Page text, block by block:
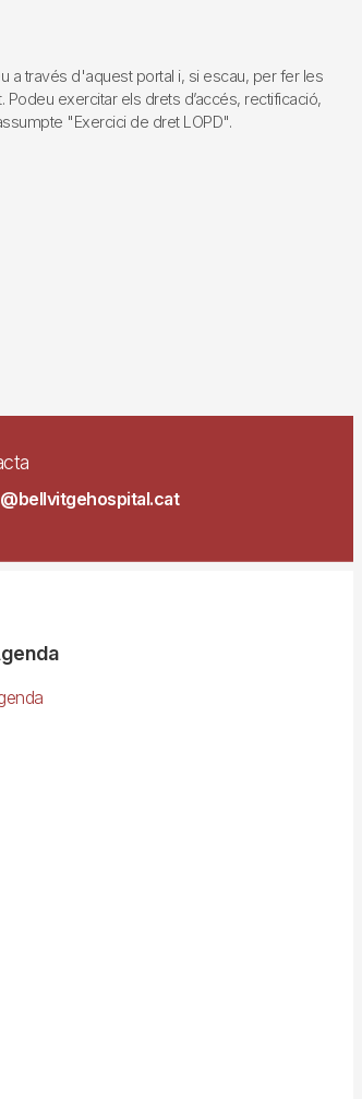
a través d'aquest portal i, si escau, per fer les
exercitar els drets d’accés, rectificació,
"Exercici de dret LOPD".